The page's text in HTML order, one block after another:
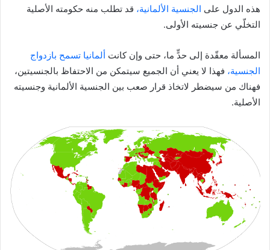
هذه الدول على الجنسية الألمانية، قد تطلب منه حكومته الأصلية
التخلّي عن جنسيته الأولى.
المسألة معقّدة إلى حدٍّ ما، حتى وإن كانت ألمانيا تسمح بازدواج
الجنسية، فهذا لا يعني أن الجميع سيتمكن من الاحتفاظ بالجنسيتين،
فهناك من سيضطر لاتخاذ قرار صعب بين الجنسية الألمانية وجنسيته
الأصلية.